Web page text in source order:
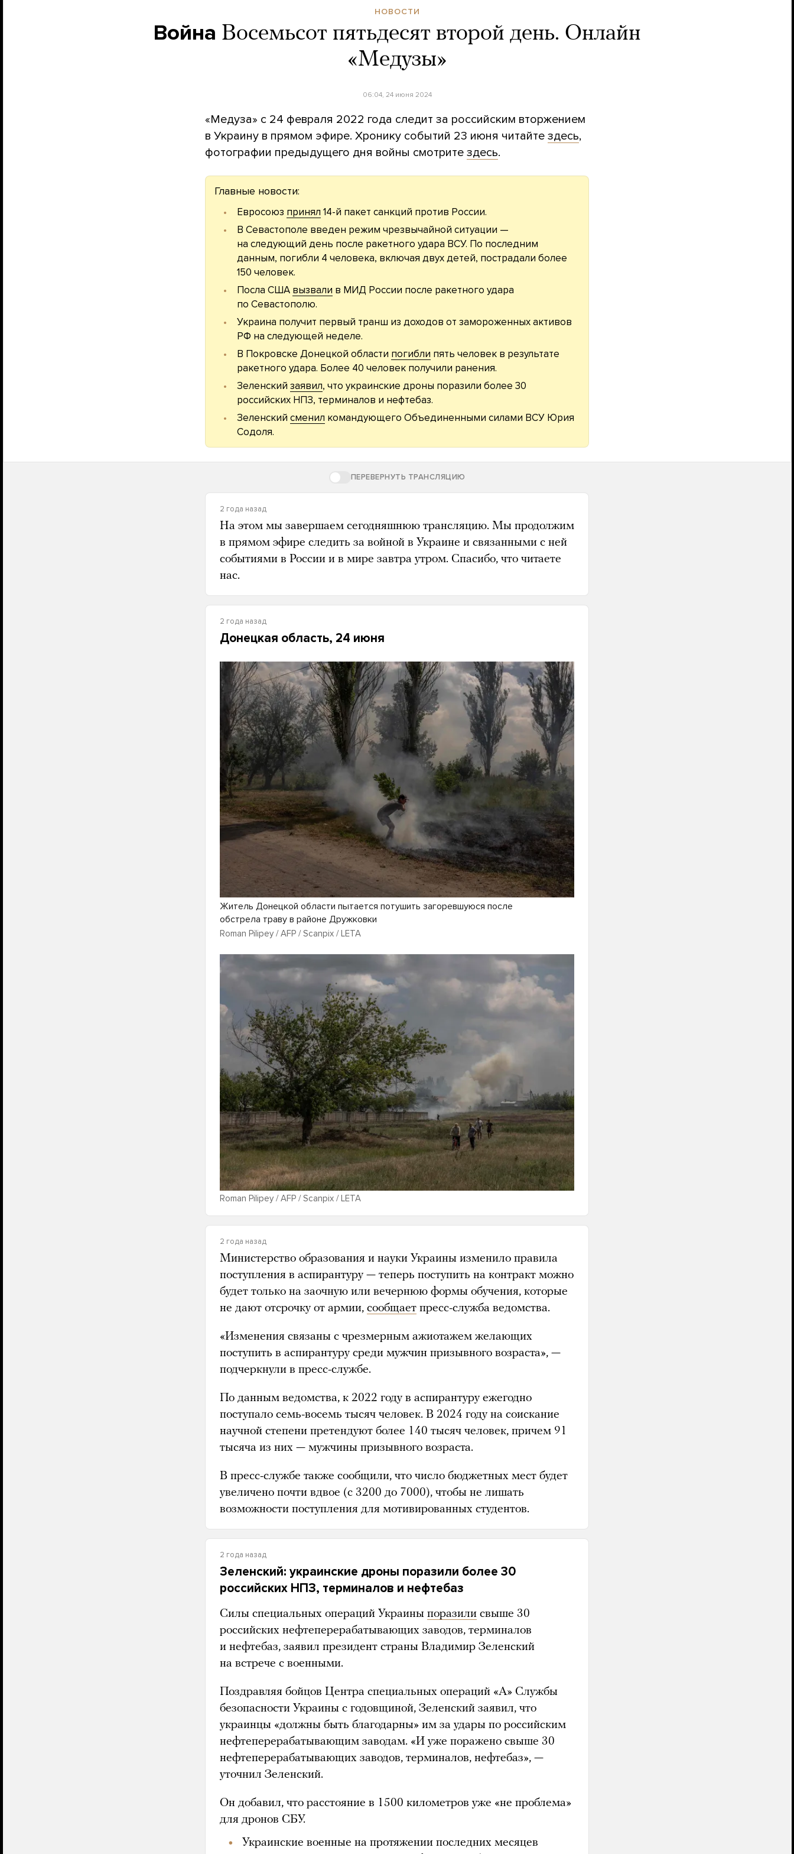
НОВОСТИ
Война Восемьсот пятьдесят второй день. Онлайн
«Медузы»
06:04, 24 июня 2024
«Медуза» с 24 февраля 2022 года следит за российским вторжением
в Украину в прямом эфире. Хронику событий 23 июня читайте здесь,
фотографии предыдущего дня войны смотрите здесь.
Главные новости:
Евросоюз принял 14-й пакет санкций против России.
В Севастополе введен режим чрезвычайной ситуации —
на следующий день после ракетного удара ВСУ. По последним
данным, погибли 4 человека, включая двух детей, пострадали более
150 человек.
Посла США вызвали в МИД России после ракетного удара
по Севастополю.
Украина получит первый транш из доходов от замороженных активов
РФ на следующей неделе.
В Покровске Донецкой области погибли пять человек в результате
ракетного удара. Более 40 человек получили ранения.
Зеленский заявил, что украинские дроны поразили более 30
российских НПЗ, терминалов и нефтебаз.
Зеленский сменил командующего Объединенными силами ВСУ Юрия
Содоля.
ПЕРЕВЕРНУТЬ ТРАНСЛЯЦИЮ
2 года назад
На этом мы завершаем сегодняшнюю трансляцию. Мы продолжим
в прямом эфире следить за войной в Украине и связанными с ней
событиями в России и в мире завтра утром. Спасибо, что читаете
нас.
2 года назад
Донецкая область, 24 июня
Житель Донецкой области пытается потушить загоревшуюся после
обстрела траву в районе Дружковки
Roman Pilipey / AFP / Scanpix / LETA
Roman Pilipey / AFP / Scanpix / LETA
2 года назад
Министерство образования и науки Украины изменило правила
поступления в аспирантуру — теперь поступить на контракт можно
будет только на заочную или вечернюю формы обучения, которые
не дают отсрочку от армии, сообщает пресс-служба ведомства.
«Изменения связаны с чрезмерным ажиотажем желающих
поступить в аспирантуру среди мужчин призывного возраста», —
подчеркнули в пресс-службе.
По данным ведомства, к 2022 году в аспирантуру ежегодно
поступало семь-восемь тысяч человек. В 2024 году на соискание
научной степени претендуют более 140 тысяч человек, причем 91
тысяча из них — мужчины призывного возраста.
В пресс-службе также сообщили, что число бюджетных мест будет
увеличено почти вдвое (с 3200 до 7000), чтобы не лишать
возможности поступления для мотивированных студентов.
2 года назад
Зеленский: украинские дроны поразили более 30
российских НПЗ, терминалов и нефтебаз
Силы специальных операций Украины поразили свыше 30
российских нефтеперерабатывающих заводов, терминалов
и нефтебаз, заявил президент страны Владимир Зеленский
на встрече с военными.
Поздравляя бойцов Центра специальных операций «А» Службы
безопасности Украины с годовщиной, Зеленский заявил, что
украинцы «должны быть благодарны» им за удары по российским
нефтеперерабатывающим заводам. «И уже поражено свыше 30
нефтеперерабатывающих заводов, терминалов, нефтебаз», —
уточнил Зеленский.
Он добавил, что расстояние в 1500 километров уже «не проблема»
для дронов СБУ.
Украинские военные на протяжении последних месяцев